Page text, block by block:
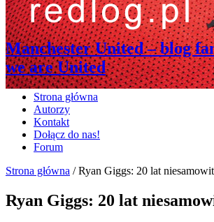
Manchester United – blog
we are United
Strona główna
Autorzy
Kontakt
Dołącz do nas!
Forum
Strona główna /Ryan Giggs: 20 lat
Ryan Giggs: 20 lat